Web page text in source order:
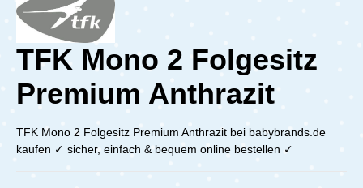
TFK Mono 2 Folgesitz
Premium Anthrazit
TFK Mono 2 Folgesitz Premium Anthrazit bei babybrands.de
kaufen ✓ sicher, einfach & bequem online bestellen ✓